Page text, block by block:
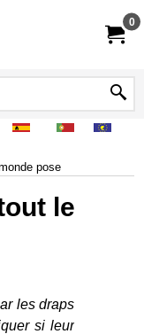
0
pose
le
les draps
si leur